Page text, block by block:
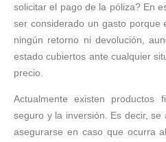
solicitar el pago de la póliza? En
ser considerado un gasto porque
ningún retorno ni devolución,
estado cubiertos ante cualquier
precio.
Actualmente existen productos
seguro y la inversión. Es decir,
asegurarse en caso que ocurra